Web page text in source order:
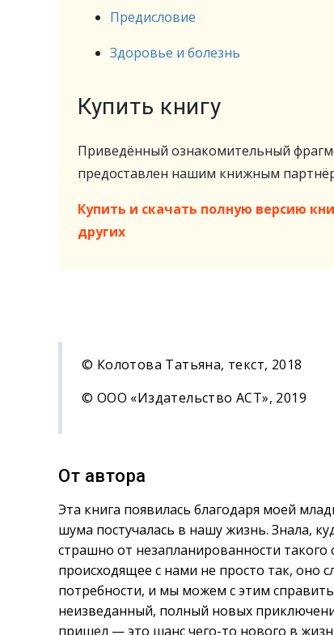
Предисловие
Здоровье и болезнь
Купить книгу
Приведённый ознакомительный
предоставлен нашим книжным
Купить и скачать полную версию
других
© Колотова Татьяна, текст, 2018
© ООО «Издательство АСТ», 2019
От автора
Эта книга появилась благодаря моей
шума постучалась в нашу жизнь. Знала,
страшно от незапланированности
происходящее с нами не просто так, оно
потребности, и мы можем с этим
неизведанный, полный новых
пришел — это шанс чего-то нового в